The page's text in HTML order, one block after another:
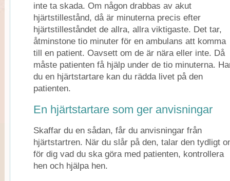
inte ta skada. Om någon drabbas av akut
hjärtstillestånd, då är minuterna precis efter
hjärtstilleståndet de allra, allra viktigaste. Det tar,
åtminstone tio minuter för en ambulans att komma
till en patient. Oavsett om de är nära eller inte. Då
måste patienten få hjälp under de tio minuterna.
du en hjärtstartare kan du rädda livet på den
patienten.
En hjärtstartare som ger anvisningar
Skaffar du en sådan, får du anvisningar från
hjärtstartren. När du slår på den, talar den tydligt
för dig vad du ska göra med patienten, kontrollera
hen och hjälpa hen.